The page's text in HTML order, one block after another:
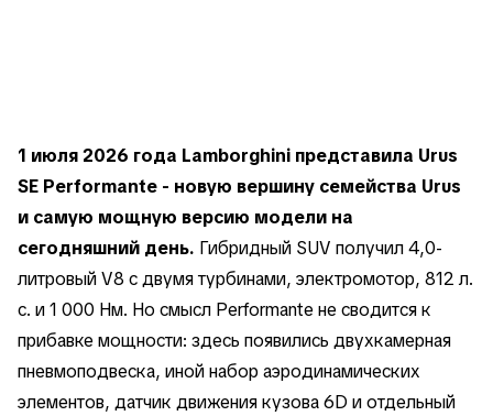
1 июля 2026 года Lamborghini представила Urus
SE Performante - новую вершину семейства Urus
и самую мощную версию модели на
сегодняшний день. Гибридный SUV получил 4,0-
литровый V8 с двумя турбинами, электромотор, 812 л.
с. и 1 000 Нм. Но смысл Performante не сводится к
прибавке мощности: здесь появились двухкамерная
пневмоподвеска, иной набор аэродинамических
элементов, датчик движения кузова 6D и отдельный